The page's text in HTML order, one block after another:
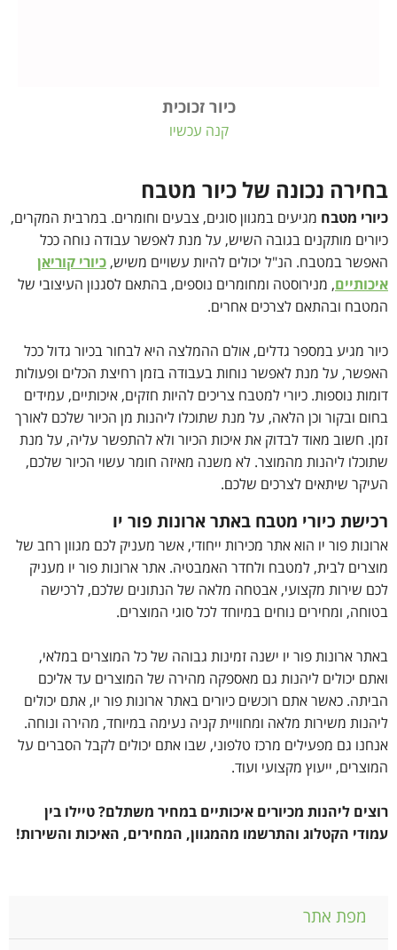
כיור זכוכית
קנה עכשיו
בחירה נכונה של כיור מטבח
כיורי מטבח מגיעים במגוון סוגים, צבעים וחומרים. במרבית המקרים,
כיורים מותקנים בגובה השיש, על מנת לאפשר עבודה נוחה ככל
האפשר במטבח. הנ"ל יכולים להיות עשויים משיש, כיורי קוריאן
איכותיים, מנירוסטה ומחומרים נוספים, בהתאם לסגנון העיצובי של
המטבח ובהתאם לצרכים אחרים.
כיור מגיע במספר גדלים, אולם ההמלצה היא לבחור בכיור גדול ככל
האפשר, על מנת לאפשר נוחות בעבודה בזמן רחיצת הכלים ופעולות
דומות נוספות. כיורי למטבח צריכים להיות חזקים, איכותיים, עמידים
בחום ובקור וכן הלאה, על מנת שתוכלו ליהנות מן הכיור שלכם לאורך
זמן. חשוב מאוד לבדוק את איכות הכיור ולא להתפשר עליה, על מנת
שתוכלו ליהנות מהמוצר. לא משנה מאיזה חומר עשוי הכיור שלכם,
העיקר שיתאים לצרכים שלכם.
רכישת כיורי מטבח באתר ארונות פור יו
ארונות פור יו הוא אתר מכירות ייחודי, אשר מעניק לכם מגוון רחב של
מוצרים לבית, למטבח ולחדר האמבטיה. אתר ארונות פור יו מעניק
לכם שירות מקצועי, אבטחה מלאה של הנתונים שלכם, לרכישה
בטוחה, ומחירים נוחים במיוחד לכל סוגי המוצרים.
באתר ארונות פור יו ישנה זמינות גבוהה של כל המוצרים במלאי,
ואתם יכולים ליהנות גם מאספקה מהירה של המוצרים עד אליכם
הביתה. כאשר אתם רוכשים כיורים באתר ארונות פור יו, אתם יכולים
ליהנות משירות מלאה ומחוויית קניה נעימה במיוחד, מהירה ונוחה.
אנחנו גם מפעילים מרכז טלפוני, שבו אתם יכולים לקבל הסברים על
המוצרים, ייעוץ מקצועי ועוד.
רוצים ליהנות מכיורים איכותיים במחיר משתלם? טיילו בין
עמודי הקטלוג והתרשמו מהמגוון, המחירים, האיכות והשירות!
מפת אתר